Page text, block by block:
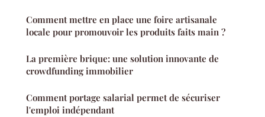
Comment mettre en place une foire artisanale
locale pour promouvoir les produits faits main ?
La première brique: une solution innovante de
crowdfunding immobilier
Comment portage salarial permet de sécuriser
l'emploi indépendant